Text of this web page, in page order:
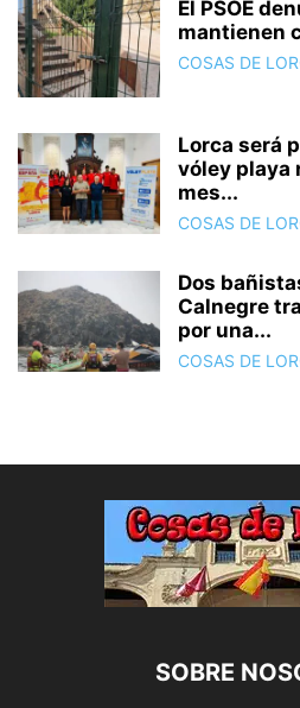
El PSOE
mantienen
COSAS DE
Lorca será
vóley playa
mes...
COSAS DE
Dos
Calnegre
por una...
COSAS DE
SOBRE